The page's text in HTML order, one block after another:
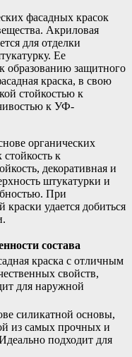
фасадных красок
Акриловая
для отделки
Ее
образованию защитного
краска, в свою
стойкостью к
к УФ-
органических
к
декоративная и
штукатурки и
При
удается добиться
состава
краска с отличным
свойств,
для наружной
силикатной основы,
из самых прочных и
подходит для